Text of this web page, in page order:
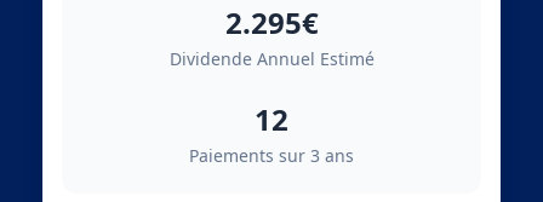
2.295€
Dividende Annuel Estimé
12
Paiements sur 3 ans